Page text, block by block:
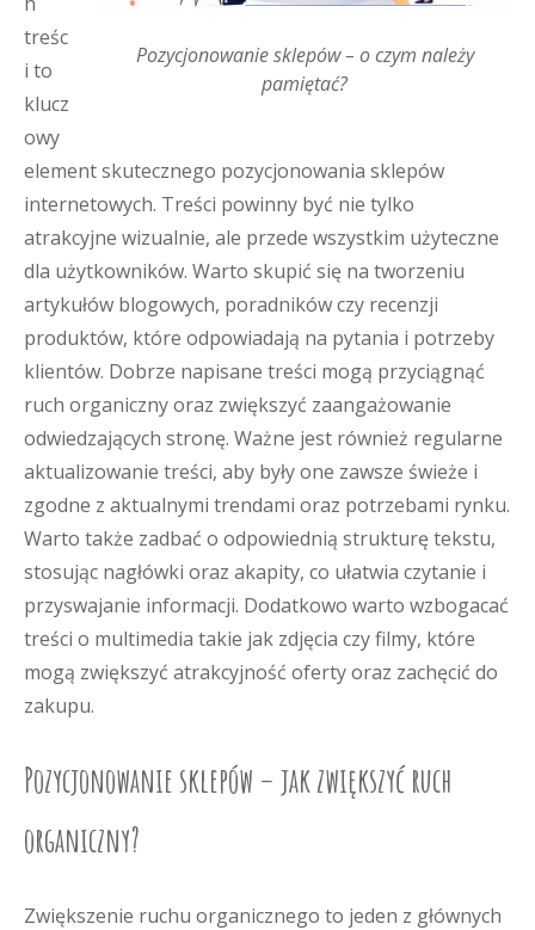
Pozycjonowanie sklepów – o czym należy
pamiętać?
treśc
i to
klucz
owy
element skutecznego pozycjonowania sklepów
internetowych. Treści powinny być nie tylko
atrakcyjne wizualnie, ale przede wszystkim użyteczne
dla użytkowników. Warto skupić się na tworzeniu
artykułów blogowych, poradników czy recenzji
produktów, które odpowiadają na pytania i potrzeby
klientów. Dobrze napisane treści mogą przyciągnąć
ruch organiczny oraz zwiększyć zaangażowanie
odwiedzających stronę. Ważne jest również regularne
aktualizowanie treści, aby były one zawsze świeże i
zgodne z aktualnymi trendami oraz potrzebami rynku.
Warto także zadbać o odpowiednią strukturę tekstu,
stosując nagłówki oraz akapity, co ułatwia czytanie i
przyswajanie informacji. Dodatkowo warto wzbogacać
treści o multimedia takie jak zdjęcia czy filmy, które
mogą zwiększyć atrakcyjność oferty oraz zachęcić do
zakupu.
Pozycjonowanie sklepów – jak zwiększyć ruch
organiczny?
Zwiększenie ruchu organicznego to jeden z głównych